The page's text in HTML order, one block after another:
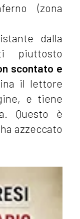
(zona
dalla
piuttosto
scontato e
il lettore
e tiene
Questo è
azzeccato